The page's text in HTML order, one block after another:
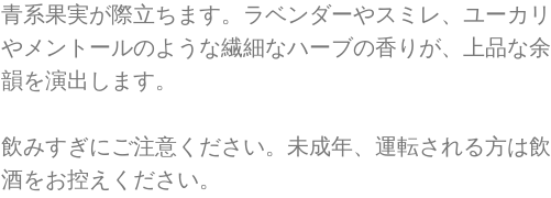
青系果実が際立ちます。ラベンダーやスミレ、ユーカリ
やメントールのような繊細なハーブの香りが、上品な余
韻を演出します。
飲みすぎにご注意ください。未成年、運転される方は飲
酒をお控えください。